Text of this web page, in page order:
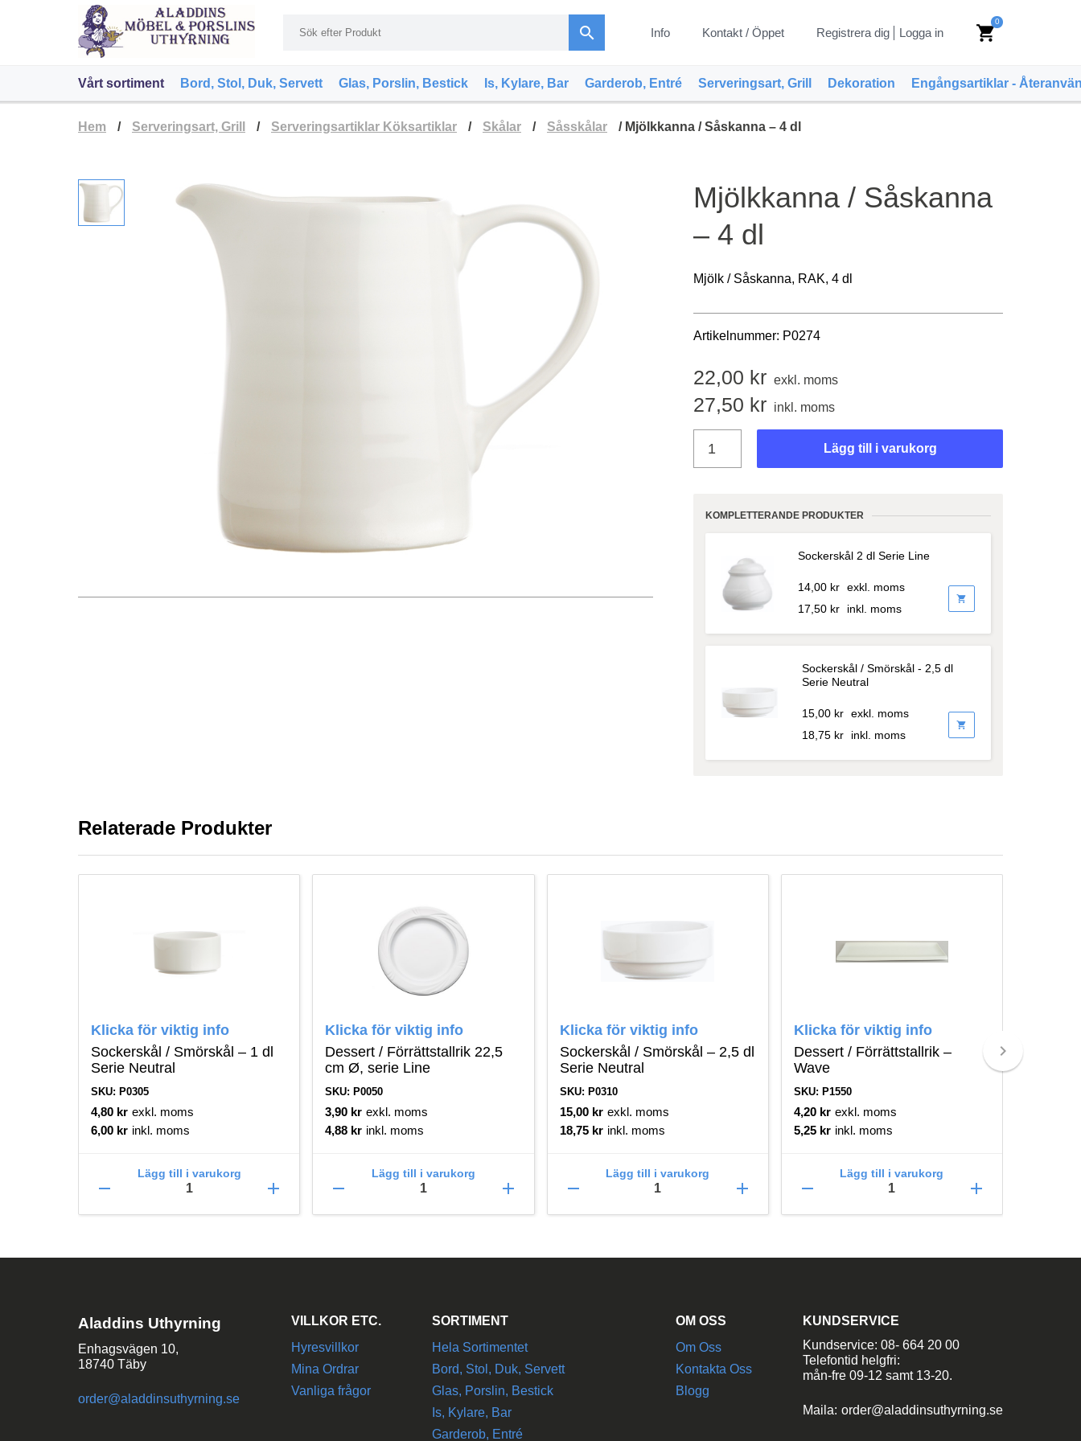
search Info Kontakt / Öppet Registrera dig Logga in
0
shopping_cart
Vårt sortiment Bord, Stol, Duk, Servett Glas, Porslin, Bestick Is, Kylare, Bar Garderob, Entré Serveringsart, Grill Dekoration Engångsartiklar -
Hem / Serveringsart, Grill / Serveringsartiklar Köksartiklar / Skålar / Såsskålar / Mjölkkanna / Såskanna – 4 dl
Mjölkkanna / Såskanna
– 4 dl
Mjölk / Såskanna, RAK, 4 dl
Artikelnummer: P0274
22,00 kr exkl. moms
27,50 kr inkl. moms
Lägg till i varukorg
KOMPLETTERANDE PRODUKTER
Sockerskål 2 dl Serie Line
14,00 kr exkl. moms
17,50 kr inkl. moms
shopping_cart
Sockerskål / Smörskål - 2,5 dl
Serie Neutral
15,00 kr exkl. moms
18,75 kr inkl. moms
shopping_cart
Relaterade Produkter
Klicka för viktig info
Sockerskål / Smörskål – 1 dl
Serie Neutral
SKU: P0305
4,80 kr exkl. moms
6,00 kr inkl. moms
Lägg till i varukorg
remove add
Klicka för viktig info
Dessert / Förrättstallrik 22,5
cm Ø, serie Line
SKU: P0050
3,90 kr exkl. moms
4,88 kr inkl. moms
Lägg till i varukorg
remove add
Klicka för viktig info
Sockerskål / Smörskål – 2,5 dl
Serie Neutral
SKU: P0310
15,00 kr exkl. moms
18,75 kr inkl. moms
Lägg till i varukorg
remove add
Klicka för viktig info
Dessert / Förrättstallrik –
Wave
SKU: P1550
4,20 kr exkl. moms
5,25 kr inkl. moms
Lägg till i varukorg
remove add
keyboard_arrow_right
Aladdins Uthyrning
Enhagsvägen 10,
18740 Täby
order@aladdinsuthyrning.se
VILLKOR ETC.
Hyresvillkor
Mina Ordrar
Vanliga frågor
SORTIMENT
Hela Sortimentet
Bord, Stol, Duk, Servett
Glas, Porslin, Bestick
Is, Kylare, Bar
Garderob, Entré
OM OSS
Om Oss
Kontakta Oss
Blogg
KUNDSERVICE
Kundservice: 08- 664 20 00
Telefontid helgfri:
mån-fre 09-12 samt 13-20.
Maila: order@aladdinsuthyrning.se